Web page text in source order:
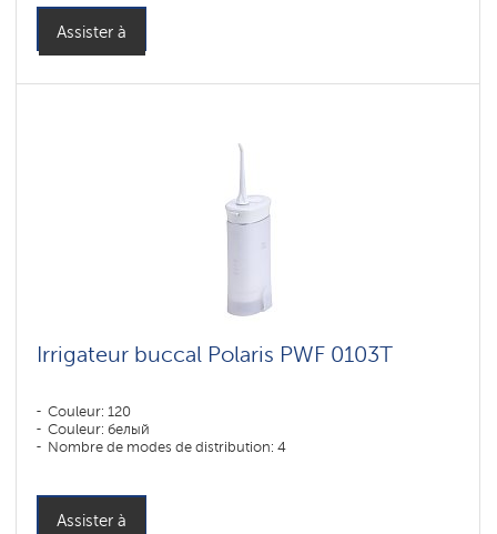
Assister à
Irrigateur buccal Polaris PWF 0103T
Couleur: 120
Couleur: белый
Nombre de modes de distribution: 4
Assister à